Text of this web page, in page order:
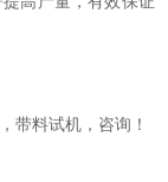
带料试机，咨询！